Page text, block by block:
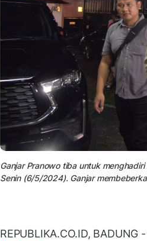
Ganjar Pranowo tiba untuk
Senin (6/5/2024). Ganjar
REPUBLIKA.CO.ID, BADUNG